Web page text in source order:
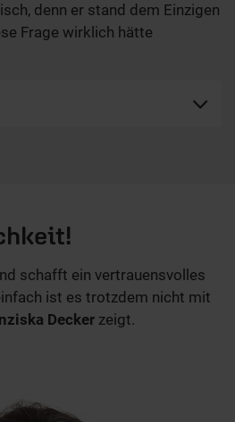
denn er stand dem Einzigen
Frage wirklich hätte
schafft ein vertrauensvolles
ist es trotzdem nicht mit
Decker zeigt.